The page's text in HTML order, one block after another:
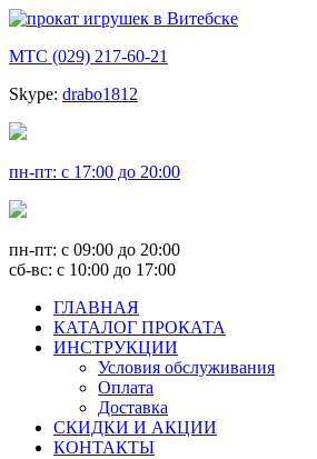
МТС (029) 217-60-21
Skype: drabo1812
пн-пт: с 17:00 до 20:00
пн-пт: с 09:00 до 20:00
сб-вс: с 10:00 до 17:00
ГЛАВНАЯ
КАТАЛОГ ПРОКАТА
ИНСТРУКЦИИ
Условия обслуживания
Оплата
Доставка
СКИДКИ И АКЦИИ
КОНТАКТЫ